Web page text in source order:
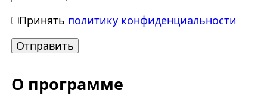
Принять политику конфиденциальности
О программе